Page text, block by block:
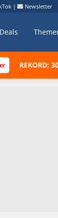
| Newsletter
REKORD: